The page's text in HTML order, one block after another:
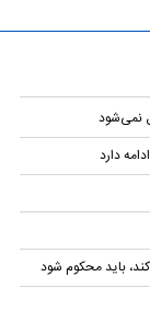
نمی‌شود
دارد
باید محکوم شود